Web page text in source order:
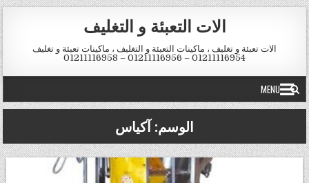
Skip to content
الات التعبئة و التغليف
الات تعبئة و تغليف ، ماكينات التعبئة و التغليف ، ماكينات تعبئة و تغليف
01211116954 – 01211116956 – 01211116958
MENU
الوسم:آكياس